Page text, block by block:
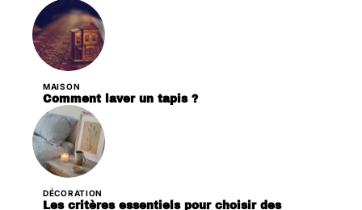
MAISON
Comment laver un tapis ?
DÉCORATION
Les critères essentiels pour choisir des